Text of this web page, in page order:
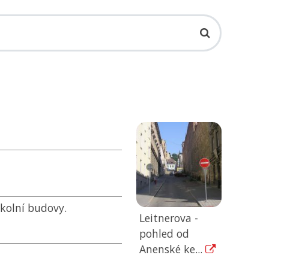
budovy.
Leitnerova -
pohled od
Anenské ke...